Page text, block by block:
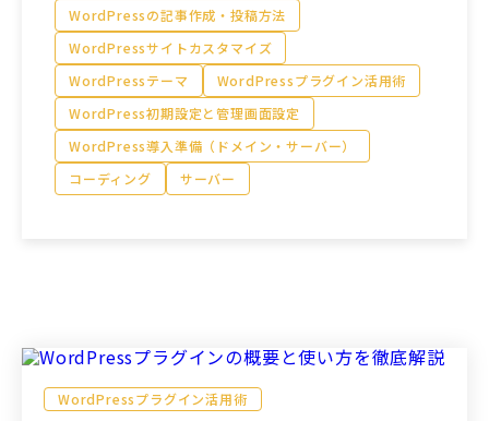
〒420-0858
静岡県静岡市葵区伝馬町1-2 ホテルシティオ静岡3階
会社概要プライバシーポリシー
©2026 More Field Inc.
WordPressの記事作成・投稿方法
WordPressサイトカスタマイズ
WordPressテーマ
WordPressプラグイン活用術
WordPress初期設定と管理画面設定
WordPress導入準備（ドメイン・サーバー）
コーディング
サーバー
WordPressプラグイン活用術